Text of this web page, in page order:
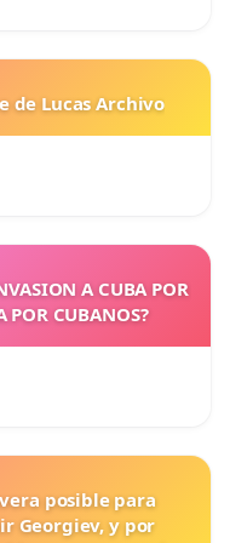
de Lucas Archivo
A CUBA POR
POR CUBANOS?
posible para
Georgiev, y por